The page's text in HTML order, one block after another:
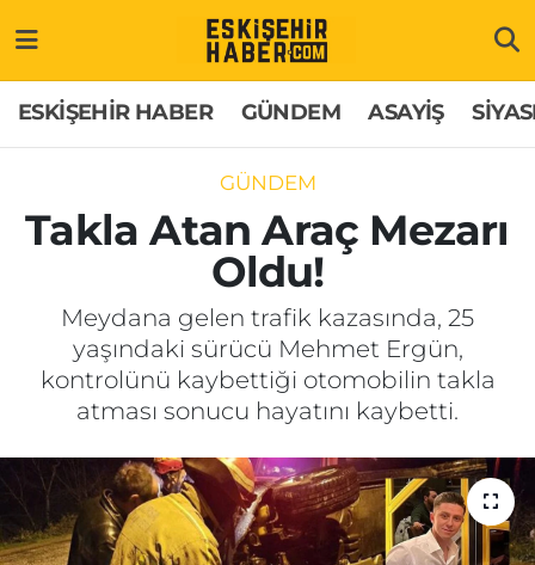
ESKİŞEHİR HABER GÜNDEM ASAYİŞ
GÜNDEM
Takla Atan Araç Mezarı
Oldu!
Meydana gelen trafik kazasında, 25
yaşındaki sürücü Mehmet Ergün,
kontrolünü kaybettiği otomobilin takla
atması sonucu hayatını kaybetti.
GÜNDEM
ASAYİŞ
EKONOMİ
SAĞLIK
EĞİTİM
SPOR
Hakkımızda
İletişim
Odunpazarı Trafik Yoğunluk Haritası
Süper Lig Puan Durumu ve Fikstür
Tüm Manşetler
Son Dakika Haberleri
Haber Arşivi